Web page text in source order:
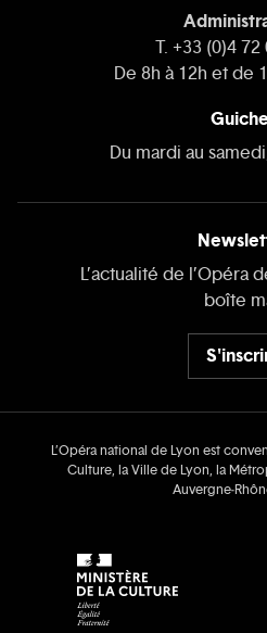
T. +33 (0)4 72
De 8h à 12h et de
Du mardi au
L’actualité de l’Opéra
boîte
L’Opéra national de Lyon est
Culture, la Ville de Lyon, la